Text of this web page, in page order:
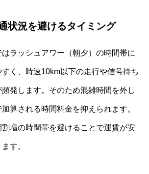
状況を避けるタイミング
ラッシュアワー（朝夕）の時間帯に
く、時速10km以下の走行や信号待ち
発します。そのため混雑時間を外し
算される時間料金を抑えられます。
割増の時間帯を避けることで運賃が安
す。